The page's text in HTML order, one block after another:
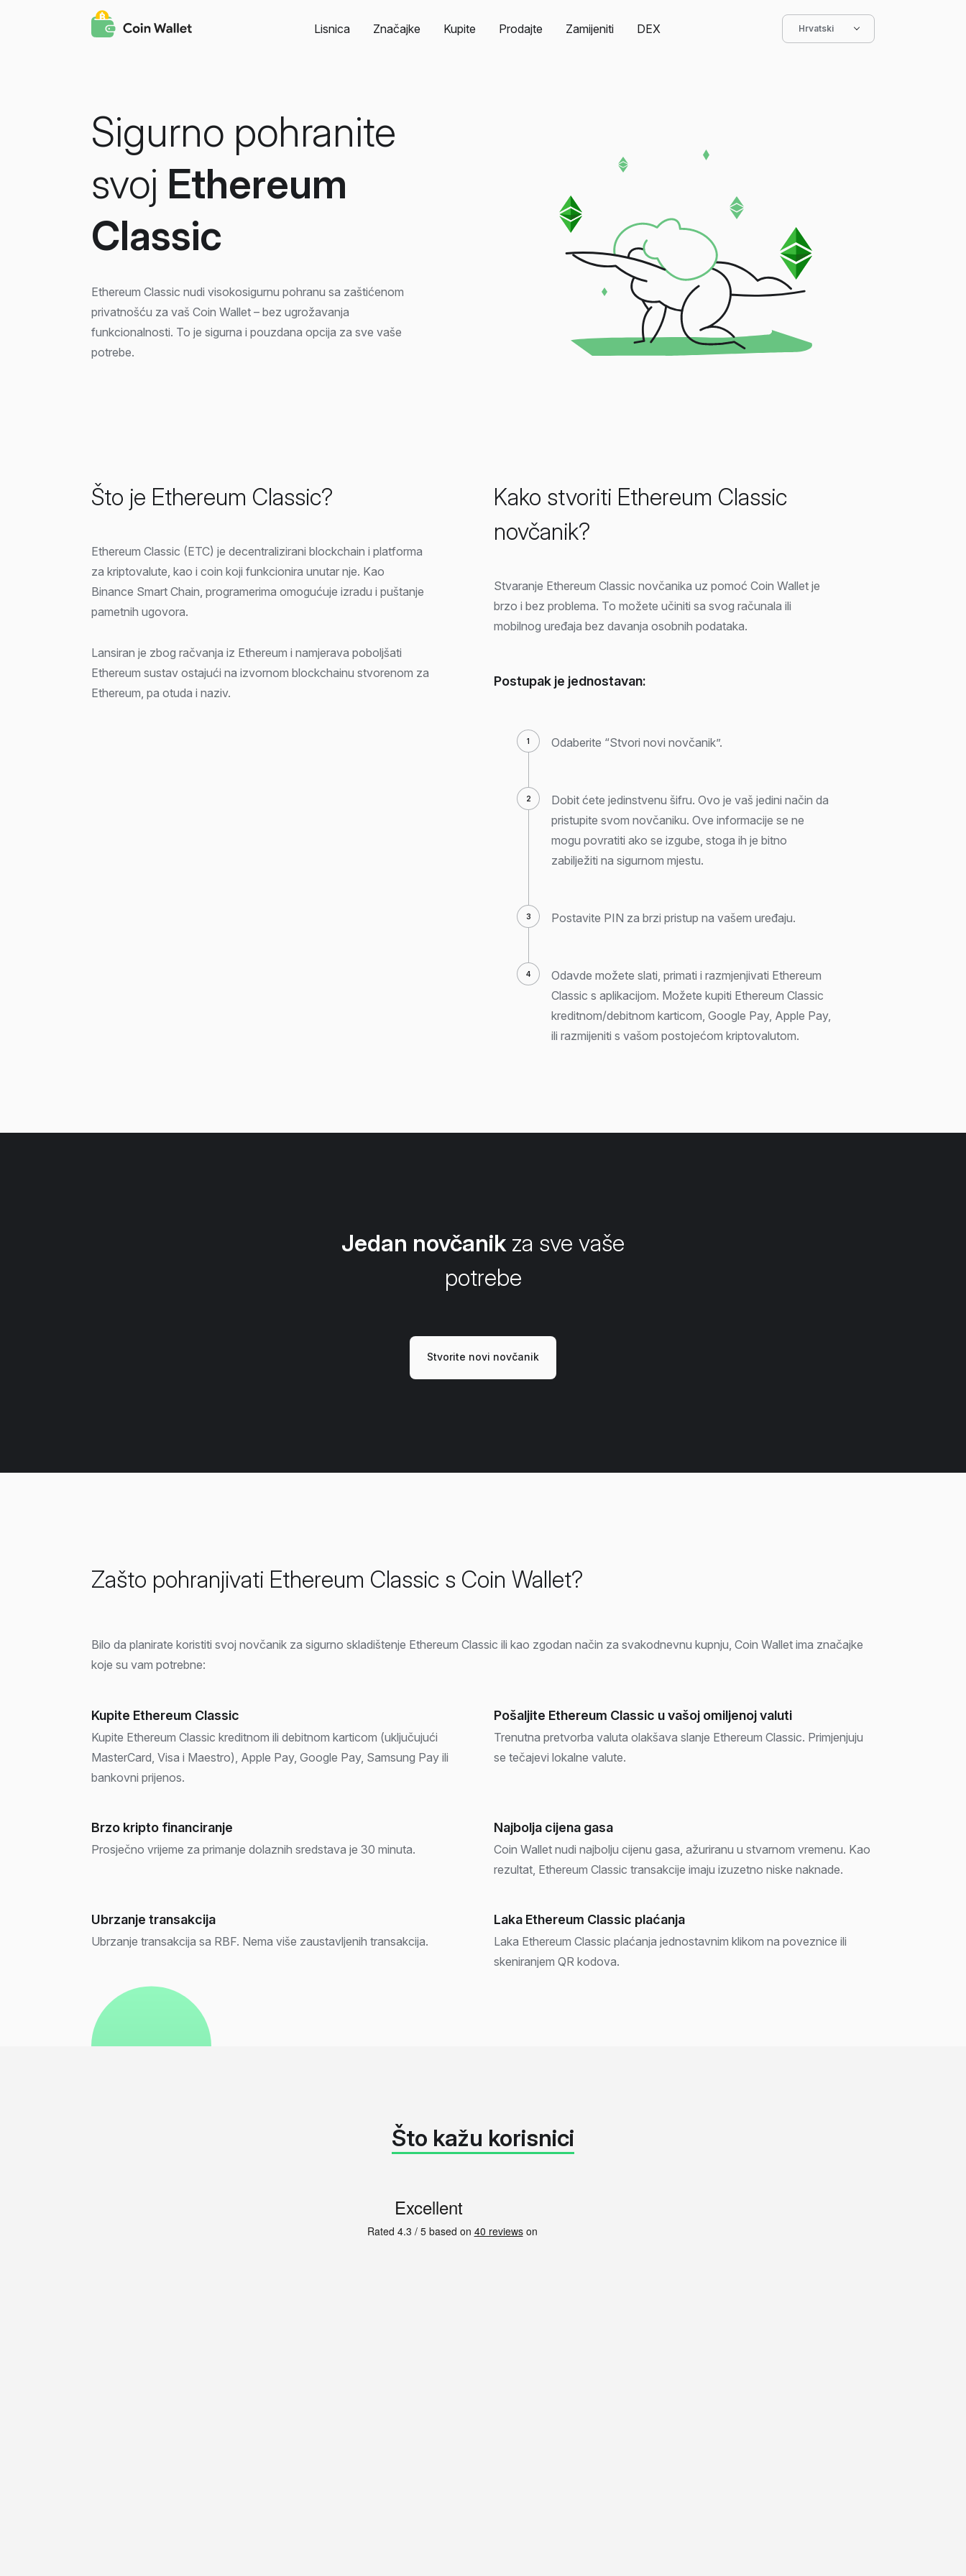
Lisnica Značajke Kupite Prodajte Zamijeniti DEX Hrvatski
Sigurno pohranite
svoj Ethereum
Classic
Ethereum Classic nudi visokosigurnu pohranu sa zaštićenom
privatnošću za vaš Coin Wallet – bez ugrožavanja
funkcionalnosti. To je sigurna i pouzdana opcija za sve vaše
potrebe.
Što je Ethereum Classic?
Ethereum Classic (ETC) je decentralizirani blockchain i platforma
za kriptovalute, kao i coin koji funkcionira unutar nje. Kao
Binance Smart Chain, programerima omogućuje izradu i puštanje
pametnih ugovora.
Lansiran je zbog račvanja iz Ethereum i namjerava poboljšati
Ethereum sustav ostajući na izvornom blockchainu stvorenom za
Ethereum, pa otuda i naziv.
Kako stvoriti Ethereum Classic
novčanik?
Stvaranje Ethereum Classic novčanika uz pomoć Coin Wallet je
brzo i bez problema. To možete učiniti sa svog računala ili
mobilnog uređaja bez davanja osobnih podataka.
Postupak je jednostavan:
Odaberite “Stvori novi novčanik”.
Dobit ćete jedinstvenu šifru. Ovo je vaš jedini način da
pristupite svom novčaniku. Ove informacije se ne
mogu povratiti ako se izgube, stoga ih je bitno
zabilježiti na sigurnom mjestu.
Postavite PIN za brzi pristup na vašem uređaju.
Odavde možete slati, primati i razmjenjivati Ethereum
Classic s aplikacijom. Možete kupiti Ethereum Classic
kreditnom/debitnom karticom, Google Pay, Apple Pay,
ili razmijeniti s vašom postojećom kriptovalutom.
Jedan novčanik za sve vaše
potrebe
Stvorite novi novčanik
Zašto pohranjivati Ethereum Classic s Coin Wallet?
Bilo da planirate koristiti svoj novčanik za sigurno skladištenje Ethereum Classic ili kao zgodan način za svakodnevnu kupnju, Coin Wallet ima značajke
koje su vam potrebne:
Kupite Ethereum Classic
Kupite Ethereum Classic kreditnom ili debitnom karticom (uključujući
MasterCard, Visa i Maestro), Apple Pay, Google Pay, Samsung Pay ili
bankovni prijenos.
Pošaljite Ethereum Classic u vašoj omiljenoj valuti
Trenutna pretvorba valuta olakšava slanje Ethereum Classic. Primjenjuju
se tečajevi lokalne valute.
Brzo kripto financiranje
Prosječno vrijeme za primanje dolaznih sredstava je 30 minuta.
Najbolja cijena gasa
Coin Wallet nudi najbolju cijenu gasa, ažuriranu u stvarnom vremenu. Kao
rezultat, Ethereum Classic transakcije imaju izuzetno niske naknade.
Ubrzanje transakcija
Ubrzanje transakcija sa RBF. Nema više zaustavljenih transakcija.
Laka Ethereum Classic plaćanja
Laka Ethereum Classic plaćanja jednostavnim klikom na poveznice ili
skeniranjem QR kodova.
Što kažu korisnici